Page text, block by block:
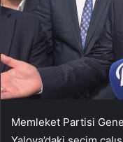
Memleket Partisi